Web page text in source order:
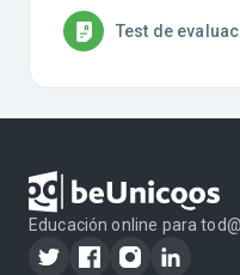
Test de
Educación online para